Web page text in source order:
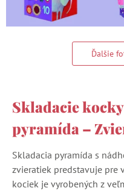
Ďalšie
Skladacie kocky
pyramída –
Skladacia pyramída s
zvieratiek predstavuje pre
kociek je vyrobených z